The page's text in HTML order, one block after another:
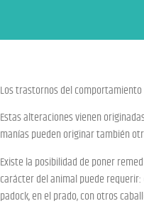
Los trastornos del
Estas alteraciones vienen
manías pueden originar también
Existe la posibilidad de poner
carácter del animal puede
padock, en el prado, con otros